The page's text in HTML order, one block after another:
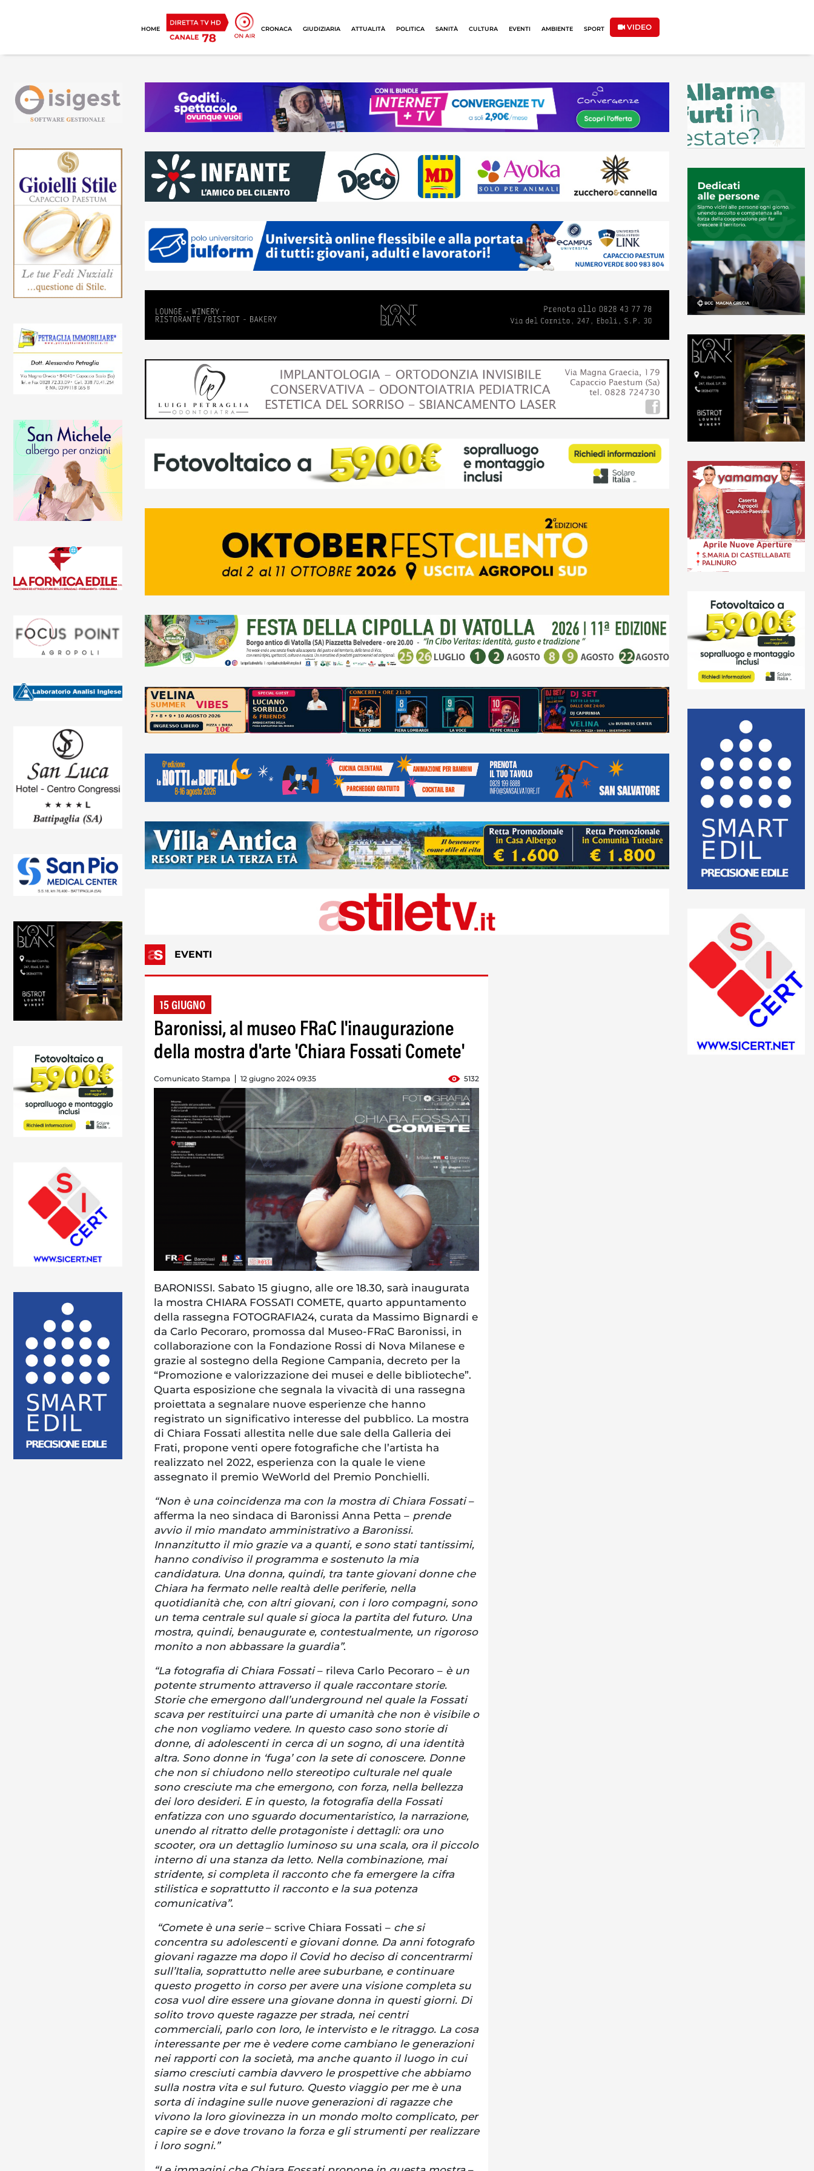
HOME CRONACA GIUDIZIARIA ATTUALITÀ POLITICA SANITÀ CULTURA EVENTI AMBIENTE SPORT VIDEO
EVENTI
15 GIUGNO
Baronissi, al museo FRaC l'inaugurazione
della mostra d'arte 'Chiara Fossati Comete'
Comunicato Stampa 12 giugno 2024 09:35 5132
BARONISSI. Sabato 15 giugno, alle ore 18.30, sarà inaugurata
la mostra CHIARA FOSSATI COMETE, quarto appuntamento
della rassegna FOTOGRAFIA24, curata da Massimo Bignardi e
da Carlo Pecoraro, promossa dal Museo-FRaC Baronissi, in
collaborazione con la Fondazione Rossi di Nova Milanese e
grazie al sostegno della Regione Campania, decreto per la
“Promozione e valorizzazione dei musei e delle biblioteche”.
Quarta esposizione che segnala la vivacità di una rassegna
proiettata a segnalare nuove esperienze che hanno
registrato un significativo interesse del pubblico. La mostra
di Chiara Fossati allestita nelle due sale della Galleria dei
Frati, propone venti opere fotografiche che l’artista ha
realizzato nel 2022, esperienza con la quale le viene
assegnato il premio WeWorld del Premio Ponchielli.
“Non è una coincidenza ma con la mostra di Chiara Fossati–
afferma la neo sindaca di Baronissi Anna Petta – prende
avvio il mio mandato amministrativo a Baronissi.
Innanzitutto il mio grazie va a quanti, e sono stati tantissimi,
hanno condiviso il programma e sostenuto la mia
candidatura. Una donna, quindi, tra tante giovani donne che
Chiara ha fermato nelle realtà delle periferie, nella
quotidianità che, con altri giovani, con i loro compagni, sono
un tema centrale sul quale si gioca la partita del futuro. Una
mostra, quindi, benaugurate e, contestualmente, un rigoroso
monito a non abbassare la guardia”.
“La fotografia di Chiara Fossati– rileva Carlo Pecoraro – è un
potente strumento attraverso il quale raccontare storie.
Storie che emergono dall’underground nel quale la Fossati
scava per restituirci una parte di umanità che non è visibile o
che non vogliamo vedere. In questo caso sono storie di
donne, di adolescenti in cerca di un sogno, di una identità
altra. Sono donne in ‘fuga’ con la sete di conoscere. Donne
che non si chiudono nello stereotipo culturale nel quale
sono cresciute ma che emergono, con forza, nella bellezza
dei loro desideri. E in questo, la fotografia della Fossati
enfatizza con uno sguardo documentaristico, la narrazione,
unendo al ritratto delle protagoniste i dettagli: ora uno
scooter, ora un dettaglio luminoso su una scala, ora il piccolo
interno di una stanza da letto. Nella combinazione, mai
stridente, si completa il racconto che fa emergere la cifra
stilistica e soprattutto il racconto e la sua potenza
comunicativa”.
“Comete è una serie– scrive Chiara Fossati – che si
concentra su adolescenti e giovani donne. Da anni fotografo
giovani ragazze ma dopo il Covid ho deciso di concentrarmi
sull’Italia, soprattutto nelle aree suburbane, e continuare
questo progetto in corso per avere una visione completa su
cosa vuol dire essere una giovane donna in questi giorni. Di
solito trovo queste ragazze per strada, nei centri
commerciali, parlo con loro, le intervisto e le ritraggo. La cosa
interessante per me è vedere come cambiano le generazioni
nei rapporti con la società, ma anche quanto il luogo in cui
siamo cresciuti cambia davvero le prospettive che abbiamo
sulla nostra vita e sul futuro. Questo viaggio per me è una
sorta di indagine sulle nuove generazioni di ragazze che
vivono la loro giovinezza in un mondo molto complicato, per
capire se e dove trovano la forza e gli strumenti per realizzare
i loro sogni.”